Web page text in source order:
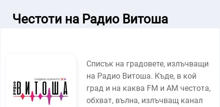
Честоти на Радио Витоша
Списък на градовете, излъчващи
на Радио Витоша. Къде, в кой
град и на каква FM и AM честота,
обхват, вълна, излъчващ канал